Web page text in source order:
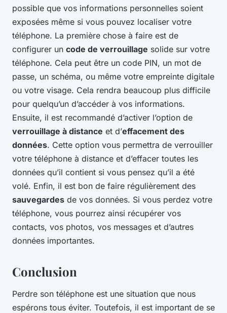
possible que vos informations personnelles soient
exposées même si vous pouvez localiser votre
téléphone. La première chose à faire est de
configurer un code de verrouillage solide sur votre
téléphone. Cela peut être un code PIN, un mot de
passe, un schéma, ou même votre empreinte digitale
ou votre visage. Cela rendra beaucoup plus difficile
pour quelqu’un d’accéder à vos informations.
Ensuite, il est recommandé d’activer l’option de
verrouillage à distance et d’effacement des
données. Cette option vous permettra de verrouiller
votre téléphone à distance et d’effacer toutes les
données qu’il contient si vous pensez qu’il a été
volé. Enfin, il est bon de faire régulièrement des
sauvegardes de vos données. Si vous perdez votre
téléphone, vous pourrez ainsi récupérer vos
contacts, vos photos, vos messages et d’autres
données importantes.
Conclusion
Perdre son téléphone est une situation que nous
espérons tous éviter. Toutefois, il est important de se